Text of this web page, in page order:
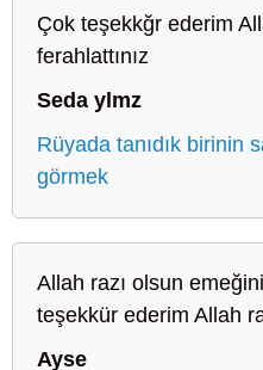
Çok teşekkğr ederim
ferahlattınız
Seda ylmz
Rüyada tanıdık birinin
görmek
Allah razı olsun
teşekkür ederim Allah
Ayse